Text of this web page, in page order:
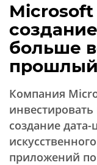
больше
Компания
создание
приложений